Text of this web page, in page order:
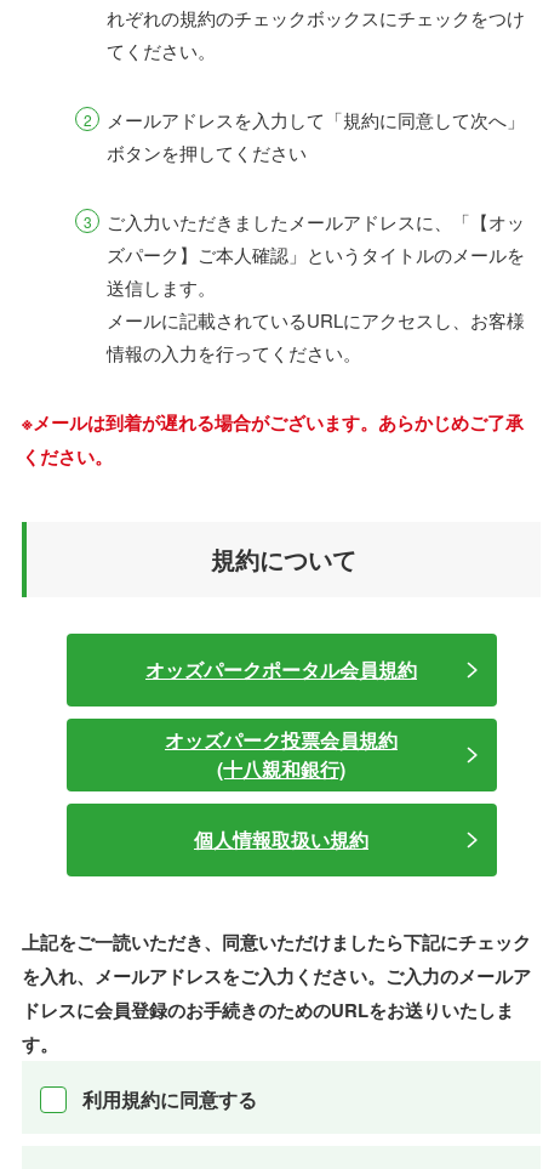
れぞれの規約のチェックボックスにチェックをつけ
てください。
メールアドレスを入力して「規約に同意して次へ」
ボタンを押してください
ご入力いただきましたメールアドレスに、「【オッ
ズパーク】ご本人確認」というタイトルのメールを
送信します。
メールに記載されているURLにアクセスし、お客様
情報の入力を行ってください。
※メールは到着が遅れる場合がございます。あらかじめご了承
ください。
規約について
オッズパークポータル会員規約
オッズパーク投票会員規約
(十八親和銀行)
個人情報取扱い規約
上記をご一読いただき、同意いただけましたら下記にチェック
を入れ、メールアドレスをご入力ください。 ご入力のメールア
ドレスに会員登録のお手続きのためのURLをお送りいたしま
す。
利用規約に同意する